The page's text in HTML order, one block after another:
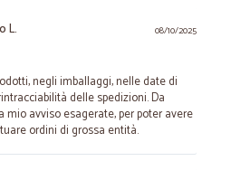
08/10/2025
L.
negli imballaggi, nelle date di
delle spedizioni. Da
mio avviso esagerate, per poter avere
ordini di grossa entità.